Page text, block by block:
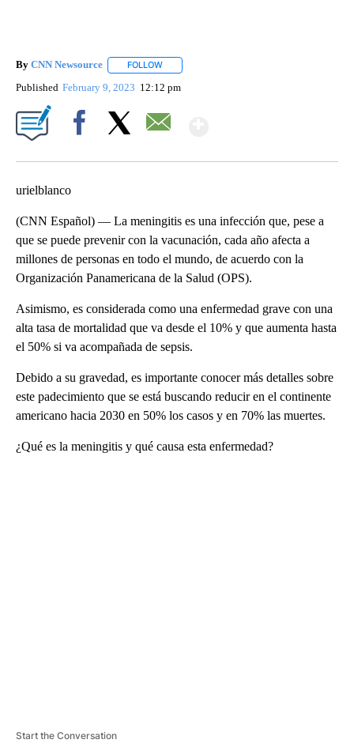
By CNN Newsource FOLLOW
Published February 9, 2023 12:12 pm
urielblanco
(CNN Español) — La meningitis es una infección que, pese a
que se puede prevenir con la vacunación, cada año afecta a
millones de personas en todo el mundo, de acuerdo con la
Organización Panamericana de la Salud (OPS).
Asimismo, es considerada como una enfermedad grave con una
alta tasa de mortalidad que va desde el 10% y que aumenta hasta
el 50% si va acompañada de sepsis.
Debido a su gravedad, es importante conocer más detalles sobre
este padecimiento que se está buscando reducir en el continente
americano hacia 2030 en 50% los casos y en 70% las muertes.
¿Qué es la meningitis y qué causa esta enfermedad?
Start the Conversation